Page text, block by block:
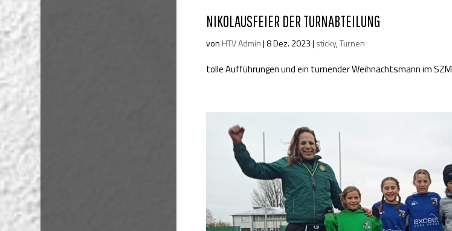
NIKOLAUSFEIER DER TURNABTEILUNG
von HTV Admin| 8 Dez. 2023| sticky,Turnen
tolle Aufführungen und ein turnender Weihnachtsmann im SZM